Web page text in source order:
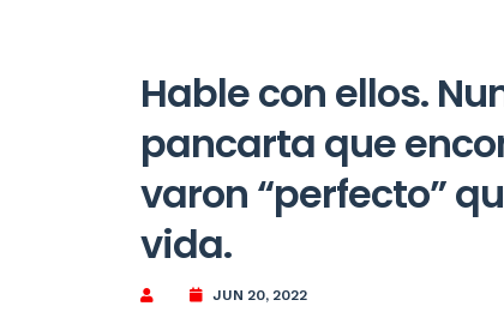
Hable con ellos.
pancarta que
varon “perfecto”
vida.
JUN 20, 2022